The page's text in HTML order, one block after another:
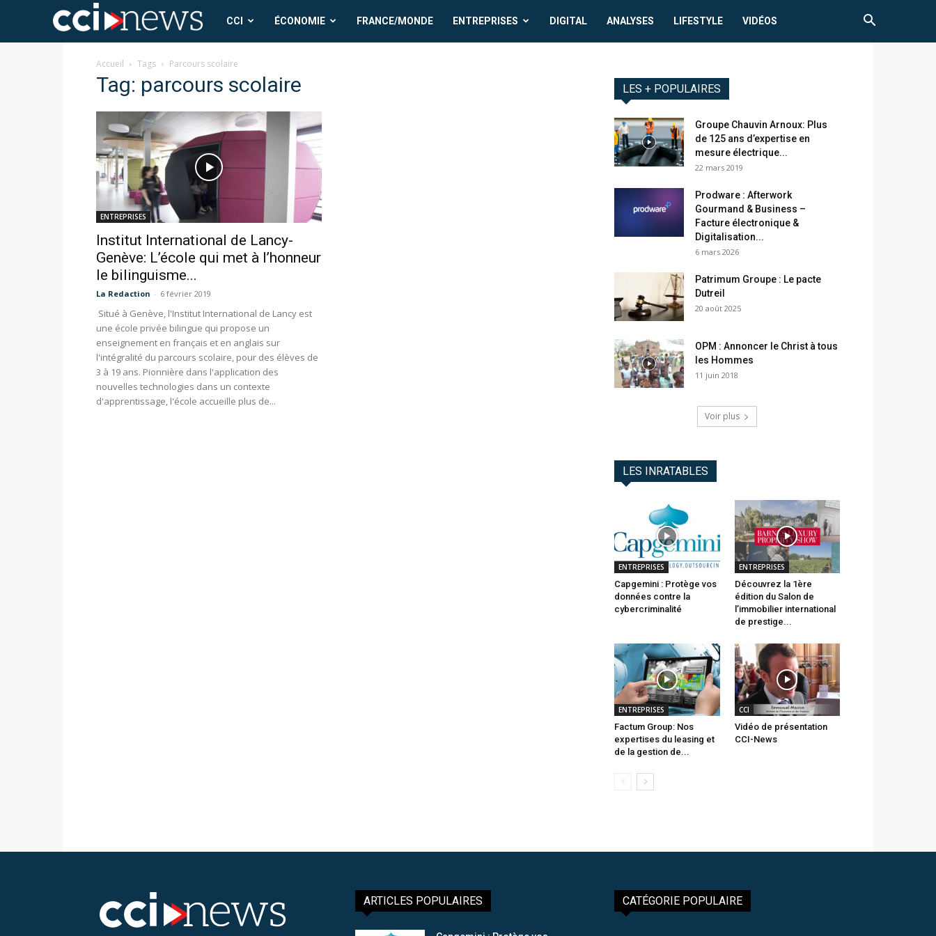
CCI
News
CCI ÉCONOMIE FRANCE/MONDE ENTREPRISES DIGITAL ANALYSES LIFESTYLE VIDÉOS
Accueil Tags Parcours scolaire
Tag: parcours scolaire
ENTREPRISES
Institut International de Lancy-
Genève: L’école qui met à l’honneur
le bilinguisme...
La Redaction - 6 février 2019
Situé à Genève, l'Institut International de Lancy est
une école privée bilingue qui propose un
enseignement en français et en anglais sur
l'intégralité du parcours scolaire, pour des élèves de
3 à 19 ans. Pionnière dans l'application des
nouvelles technologies dans un contexte
d'apprentissage, l'école accueille plus de...
LES + POPULAIRES
Groupe Chauvin Arnoux: Plus
de 125 ans d’expertise en
mesure électrique...
22 mars 2019
Prodware : Afterwork
Gourmand & Business –
Facture électronique &
Digitalisation...
6 mars 2026
Patrimum Groupe : Le pacte
Dutreil
20 août 2025
OPM : Annoncer le Christ à tous
les Hommes
11 juin 2018
Voir plus
LES INRATABLES
ENTREPRISES
Capgemini : Protège vos
données contre la
cybercriminalité
ENTREPRISES
Découvrez la 1ère
édition du Salon de
l’immobilier international
de prestige...
ENTREPRISES
Factum Group: Nos
expertises du leasing et
de la gestion de...
CCI
Vidéo de présentation
CCI-News
ARTICLES POPULAIRES CATÉGORIE POPULAIRE